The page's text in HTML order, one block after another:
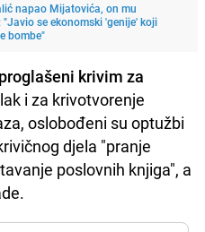
napao Mijatovića, on mu
se ekonomski 'genije' koji
bombe"
krivim za
i za krivotvorenje
oslobođeni su optužbi
djela "pranje
poslovnih knjiga", a